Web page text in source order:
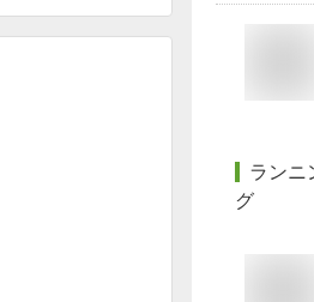
ランニ
グ